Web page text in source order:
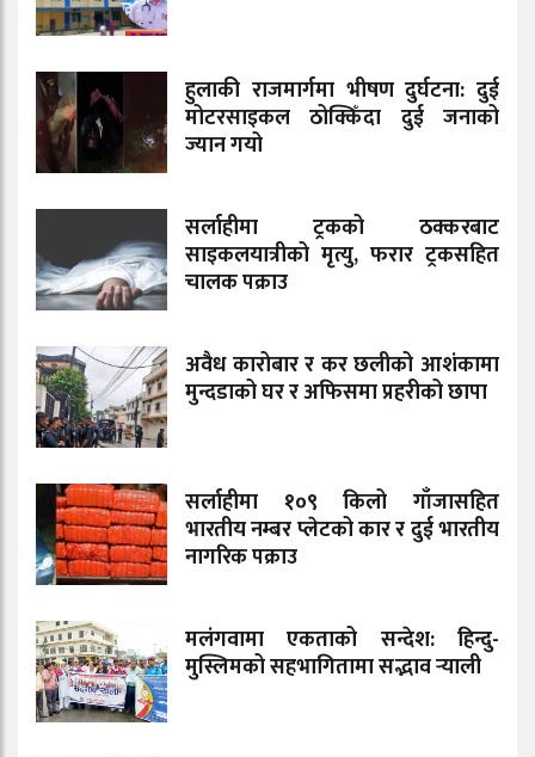
हुलाकी राजमार्गमा भीषण दुर्घटना: दुई
मोटरसाइकल ठोक्किँदा दुई जनाको
ज्यान गयो
सर्लाहीमा ट्रकको ठक्करबाट
साइकलयात्रीको मृत्यु, फरार ट्रकसहित
चालक पक्राउ
अवैध कारोबार र कर छलीको आशंकामा
मुन्दडाको घर र अफिसमा प्रहरीको छापा
सर्लाहीमा १०९ किलो गाँजासहित
भारतीय नम्बर प्लेटको कार र दुई भारतीय
नागरिक पक्राउ
मलंगवामा एकताको सन्देश: हिन्दु-
मुस्लिमको सहभागितामा सद्भाव र्‍याली